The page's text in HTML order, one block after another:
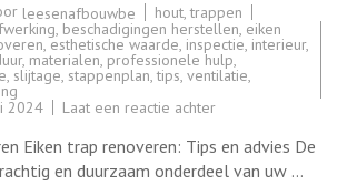
leesenafbouwbe hout,trappen
, beschadigingen herstellen, eiken
,esthetische waarde, inspectie, interieur,
, materialen, professionele hulp,
, slijtage, stappenplan,tips, ventilatie,
2024 Laat een reactie achterop
een
Eiken
Trap:
Eiken trap renoveren: Tips en advies De
en duurzaam onderdeel van uw …